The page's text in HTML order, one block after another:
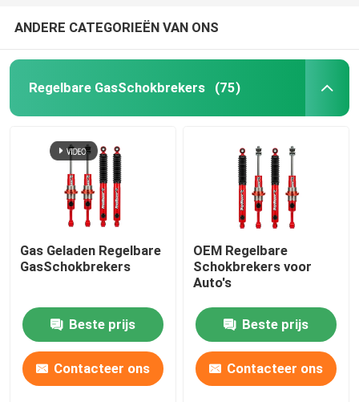
ANDERE CATEGORIEËN VAN ONS
Regelbare GasSchokbrekers (75)
Gas Geladen Regelbare
GasSchokbrekers
Beste prijs
Contacteer ons
OEM Regelbare
Schokbrekers voor
Auto's
Beste prijs
Contacteer ons